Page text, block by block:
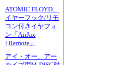
ATOMIC FLOYD、
イヤーフック/リモ
コン付きイヤフォ
ン「AirJax
+Remote」
アイ・オー、アー